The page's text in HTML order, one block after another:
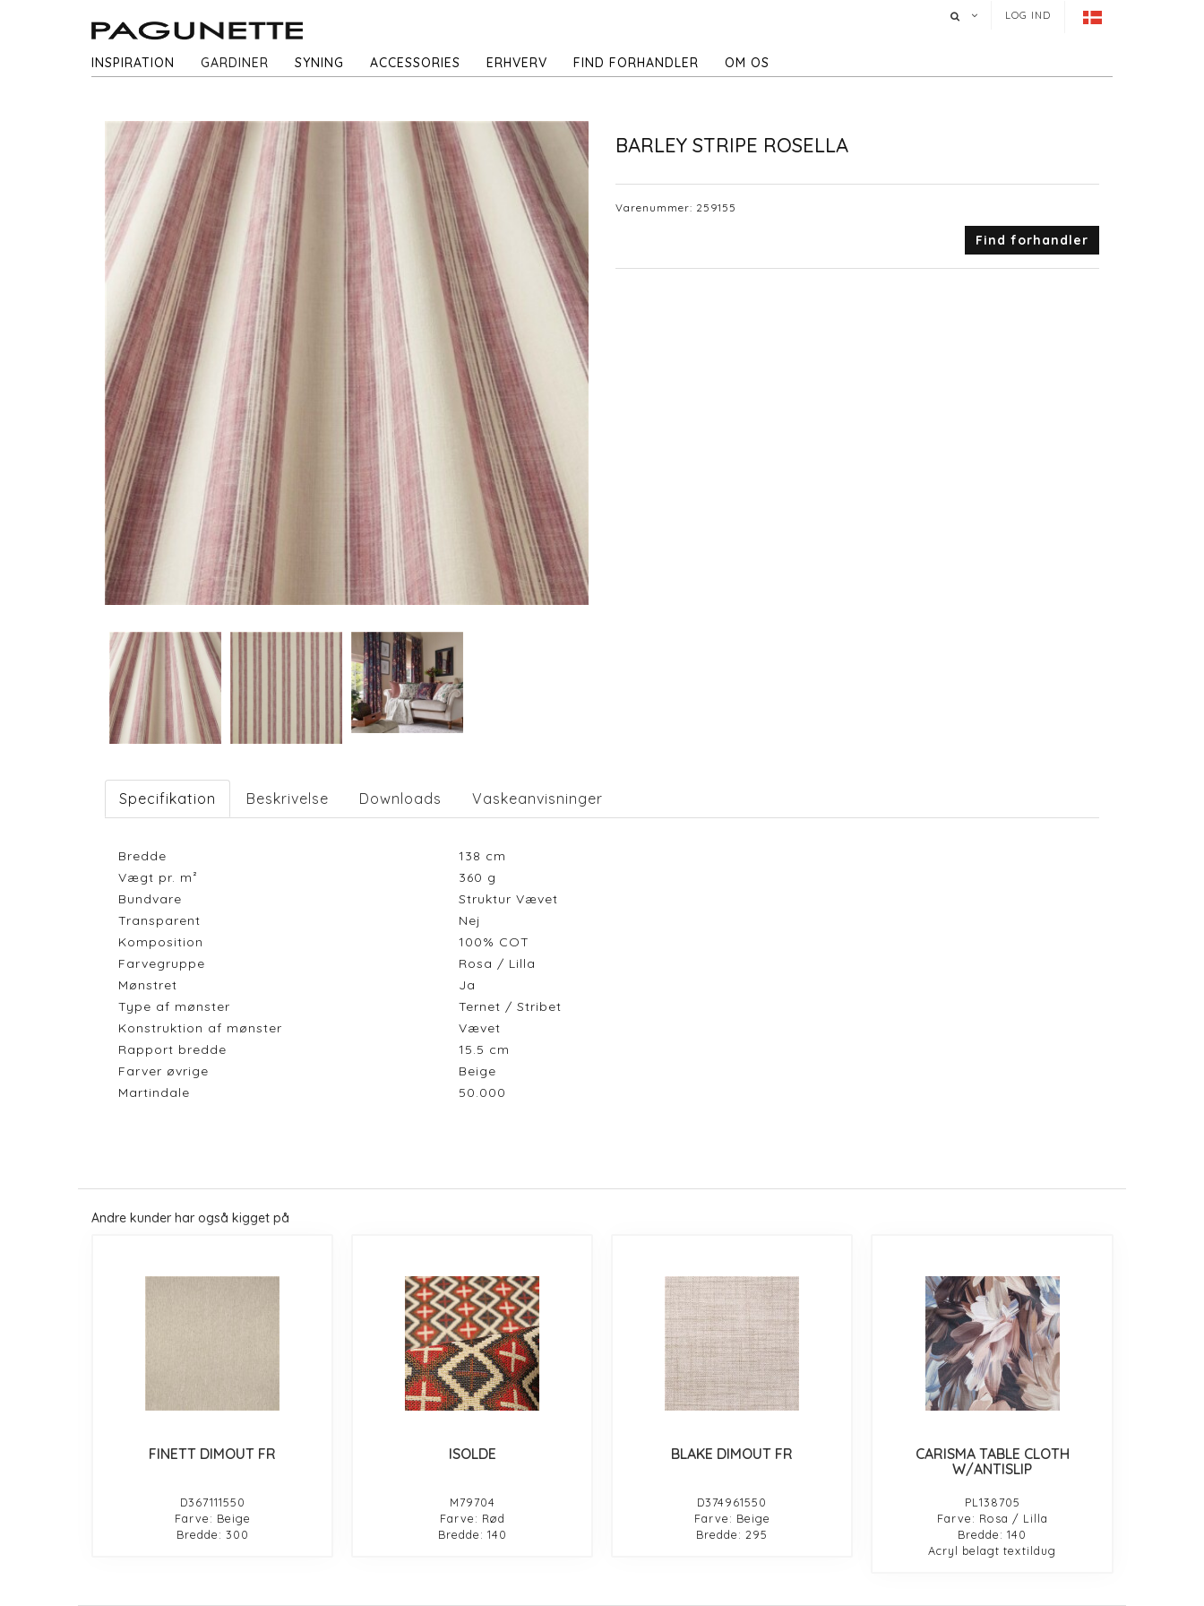
LOG IND
INSPIRATION GARDINER SYNING ACCESSORIES ERHVERV FIND FORHANDLER OM OS
BARLEY STRIPE ROSELLA
Varenummer: 259155
Find forhandler
Specifikation Beskrivelse Downloads Vaskeanvisninger
Bredde 138 cm
Vægt pr. m²
360 g
Bundvare
Struktur Vævet
Transparent
Nej
Komposition
100% COT
Farvegruppe
Rosa / Lilla
Mønstret
Ja
Type af mønster
Ternet / Stribet
Konstruktion af mønster
Vævet
Rapport bredde
15.5 cm
Farver øvrige
Beige
Martindale
50.000
Andre kunder har også kigget på
FINETT DIMOUT FR
D367111550
Farve: Beige
Bredde: 300
ISOLDE
M79704
Farve: Rød
Bredde: 140
BLAKE DIMOUT FR
D374961550
Farve: Beige
Bredde: 295
CARISMA TABLE CLOTH
W/ANTISLIP
PL138705
Farve: Rosa / Lilla
Bredde: 140
Acryl belagt textildug